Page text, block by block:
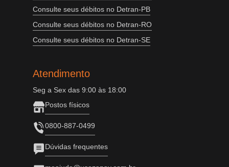
Consulte seus débitos no Detran-PB
Consulte seus débitos no Detran-RO
Consulte seus débitos no Detran-SE
Atendimento
Seg a Sex das 9:00 às 18:00
Postos físicos
0800-887-0499
Dúvidas frequentes